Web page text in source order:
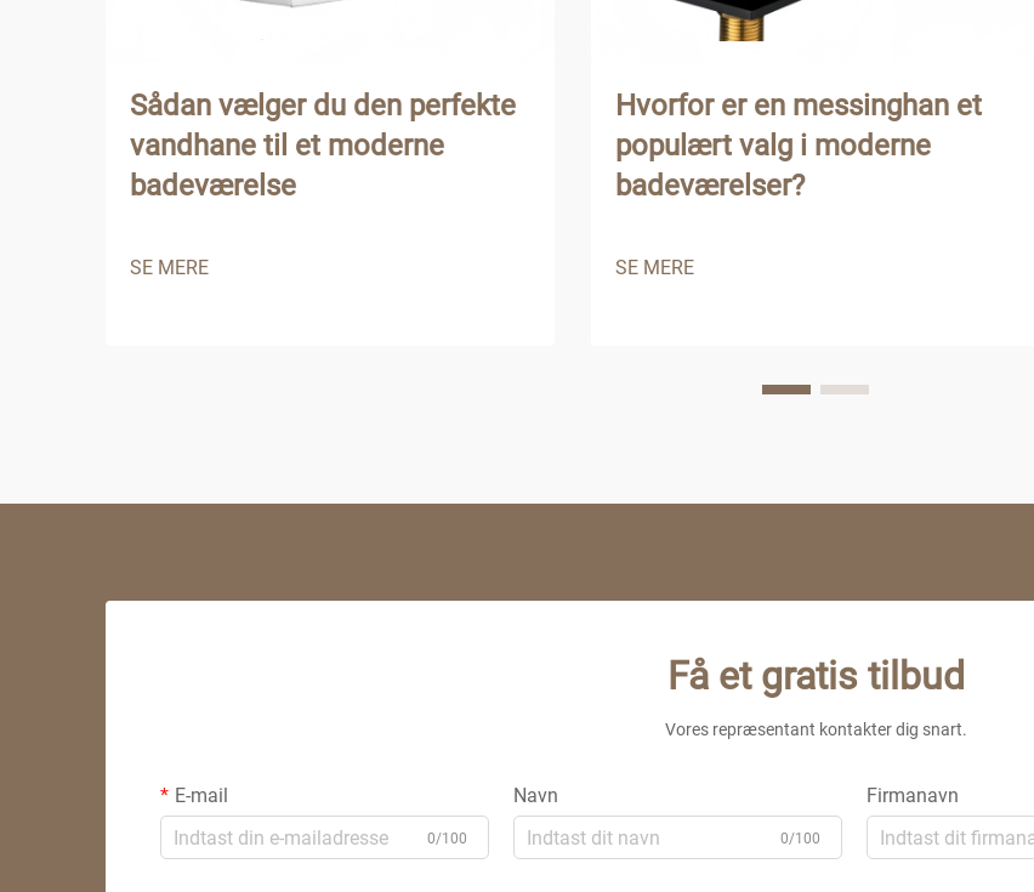
Sådan vælger du den perfekte
vandhane til et moderne
badeværelse
SE MERE
Hvorfor er en messinghan et
populært valg i moderne
badeværelser?
SE MERE
Få et gratis tilbud
Vores repræsentant kontakter dig snart.
E-mail
0/100
Navn
0/100
Firmanavn